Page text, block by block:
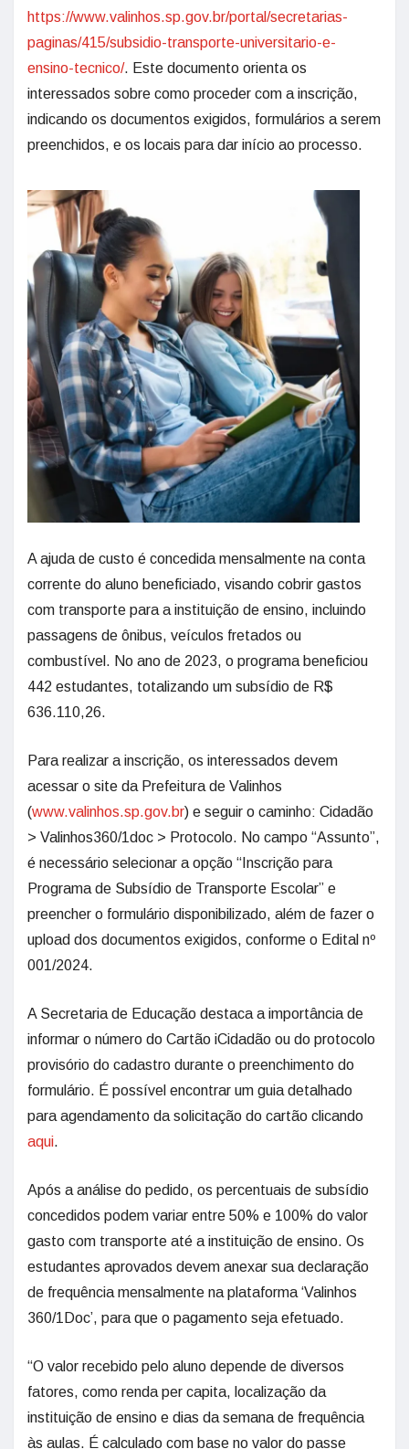
https://www.valinhos.sp.gov.br/portal/secretarias-
paginas/415/subsidio-transporte-universitario-e-
ensino-tecnico/. Este documento orienta os
interessados sobre como proceder com a inscrição,
indicando os documentos exigidos, formulários a serem
preenchidos, e os locais para dar início ao processo.
A ajuda de custo é concedida mensalmente na conta
corrente do aluno beneficiado, visando cobrir gastos
com transporte para a instituição de ensino, incluindo
passagens de ônibus, veículos fretados ou
combustível. No ano de 2023, o programa beneficiou
442 estudantes, totalizando um subsídio de R$
636.110,26.
Para realizar a inscrição, os interessados devem
acessar o site da Prefeitura de Valinhos
(www.valinhos.sp.gov.br) e seguir o caminho: Cidadão
> Valinhos360/1doc > Protocolo. No campo “Assunto”,
é necessário selecionar a opção “Inscrição para
Programa de Subsídio de Transporte Escolar” e
preencher o formulário disponibilizado, além de fazer o
upload dos documentos exigidos, conforme o Edital nº
001/2024.
A Secretaria de Educação destaca a importância de
informar o número do Cartão iCidadão ou do protocolo
provisório do cadastro durante o preenchimento do
formulário. É possível encontrar um guia detalhado
para agendamento da solicitação do cartão clicando
aqui.
Após a análise do pedido, os percentuais de subsídio
concedidos podem variar entre 50% e 100% do valor
gasto com transporte até a instituição de ensino. Os
estudantes aprovados devem anexar sua declaração
de frequência mensalmente na plataforma ‘Valinhos
360/1Doc’, para que o pagamento seja efetuado.
“O valor recebido pelo aluno depende de diversos
fatores, como renda per capita, localização da
instituição de ensino e dias da semana de frequência
às aulas. É calculado com base no valor do passe